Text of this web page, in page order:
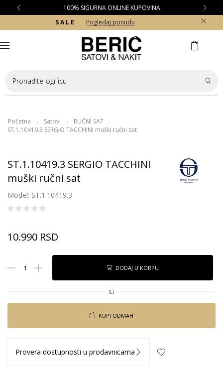
100% SIGURNA ONLINE KUPOVINA
S A L E
Pogledaj ponudu
Pronađite ogrlicu
Početna / Satovi / RUČNI SAT /
ST.1.10419.3 SERGIO TACCHINI muški ručni sat
ST.1.10419.3 SERGIO TACCHINI
muški ručni sat
Model: ST.1.10419.3
10.990 RSD
DODAJ U KORPU
ILI
KUPI ODMAH
Provera dostupnosti u prodavnicama